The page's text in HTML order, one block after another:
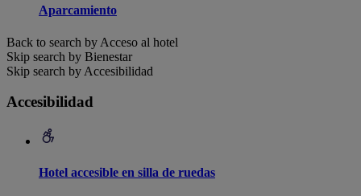
Aparcamiento
Back to search by Acceso al hotel
Skip search by Bienestar
Skip search by Accesibilidad
Accesibilidad
Hotel accesible en silla de ruedas